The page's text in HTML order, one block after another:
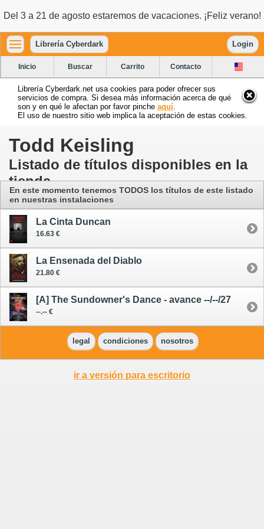
Del 3 a 21 de agosto estaremos de vacaciones. ¡Feliz verano!
Librería Cyberdark Login
Inicio Buscar Carrito Contacto
Librería Cyberdark.net usa cookies para poder ofrecer sus
servicios de compra. Si desea más información acerca de qué
son y en qué le afectan por favor pinche aquí
El uso de nuestro sitio web implica la aceptación de estas cookies.
Todd Keisling
Listado de títulos disponibles en la
tienda
En este momento tenemos TODOS los títulos de este listado
en nuestras instalaciones
La Cinta Duncan
16.63 €
La Ensenada del Diablo
21.80 €
[A] The Sundowner's Dance - avance --/--/27
--.-- €
legal condiciones nosotros
ir a versión para escritorio